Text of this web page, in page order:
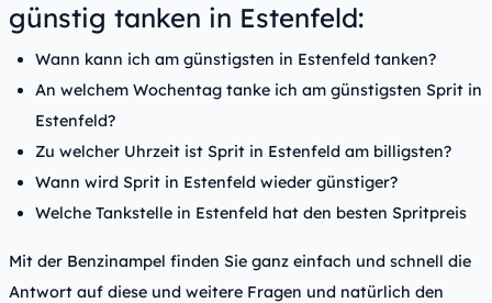
günstig tanken in Estenfeld:
Wann kann ich am günstigsten in Estenfeld tanken?
An welchem Wochentag tanke ich am günstigsten Sprit in
Estenfeld?
Zu welcher Uhrzeit ist Sprit in Estenfeld am billigsten?
Wann wird Sprit in Estenfeld wieder günstiger?
Welche Tankstelle in Estenfeld hat den besten Spritpreis
Mit der Benzinampel finden Sie ganz einfach und schnell die
Antwort auf diese und weitere Fragen und natürlich den